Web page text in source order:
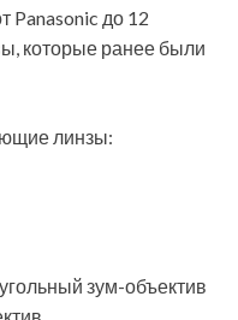
Panasonic до 12
которые ранее были
линзы:
зум-объектив